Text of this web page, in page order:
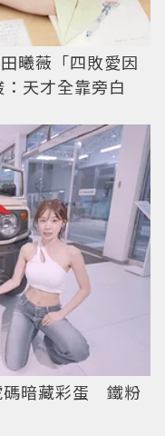
曦薇「四敗愛因
天才全靠旁白
碼暗藏彩蛋 鐵粉